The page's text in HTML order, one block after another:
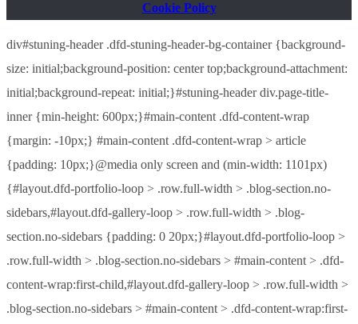
Cookie Policy
div#stuning-header .dfd-stuning-header-bg-container {background-
size: initial;background-position: center top;background-attachment:
initial;background-repeat: initial;}#stuning-header div.page-title-
inner {min-height: 600px;}#main-content .dfd-content-wrap
{margin: -10px;} #main-content .dfd-content-wrap > article
{padding: 10px;}@media only screen and (min-width: 1101px)
{#layout.dfd-portfolio-loop > .row.full-width > .blog-section.no-
sidebars,#layout.dfd-gallery-loop > .row.full-width > .blog-
section.no-sidebars {padding: 0 20px;}#layout.dfd-portfolio-loop >
.row.full-width > .blog-section.no-sidebars > #main-content > .dfd-
content-wrap:first-child,#layout.dfd-gallery-loop > .row.full-width >
.blog-section.no-sidebars > #main-content > .dfd-content-wrap:first-